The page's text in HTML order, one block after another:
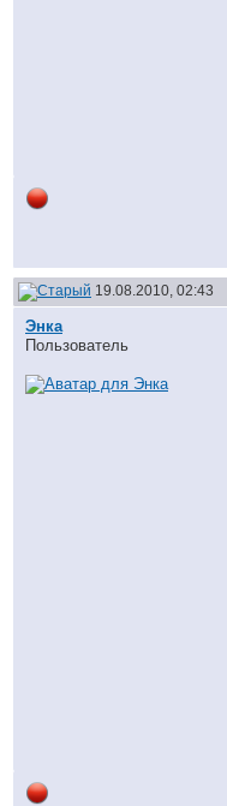
19.08.2010, 02:43
Энка
Пользователь